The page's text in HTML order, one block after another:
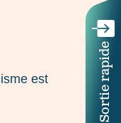
Sortie rapide
est